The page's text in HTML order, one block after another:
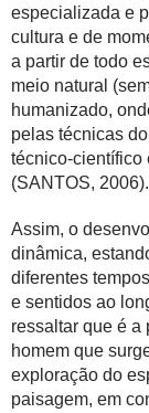
especializada e
cultura e de
a partir de todo
meio natural
humanizado,
pelas técnicas
técnico-científico
(SANTOS, 2006).
Assim, o
dinâmica,
diferentes
e sentidos ao
ressaltar que é a
homem que
exploração do
paisagem, em